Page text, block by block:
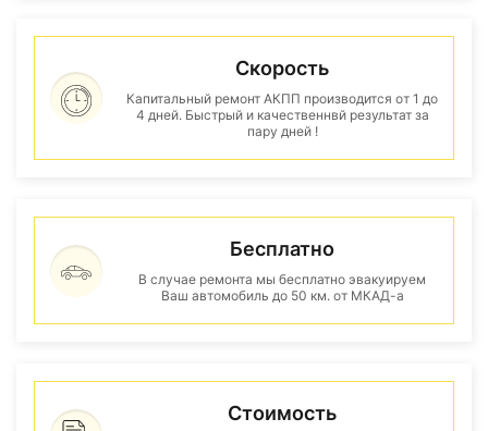
Скорость
Капитальный ремонт АКПП производится от 1 до
4 дней. Быстрый и качественнвй результат за
пару дней !
Бесплатно
В случае ремонта мы бесплатно эвакуируем
Ваш автомобиль до 50 км. от МКАД-а
Стоимость